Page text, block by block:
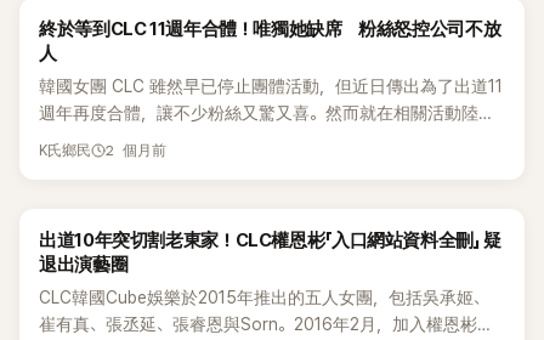
終於等到CLC 11週年合體！唯獨她缺席 粉絲怒控公司不放
人
韓國女團 CLC 雖然早已停止團體活動，但近日傳出為了出道11
週年再度合體，讓不少粉絲又驚又喜。然而就在相關活動陸續
公開後，卻因一名重要成員缺席，引發大批粉絲不滿，甚至將
為強烈Girl Crush風格後成功打開知名度，不僅在韓國受到關
注，也在海外市場累積不少人氣。 不過團體後來發展並不順
利。2020年，香港籍成員莊錠欣（Elkie）率先提出解約，指控
公司未支付演藝活動收入，且停止對CLC提供發展支援。雙方
K氏鄉民 2 個月前
出道10年突切割老東家！CLC權恩彬「入口網站資料全刪」 疑
退出演藝圈
CLC韓國Cube娛樂於2015年推出的五人女團，包括吳承姬、
崔有真、張丞延、張睿恩與Sorn。2016年2月，加入權恩彬與